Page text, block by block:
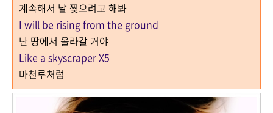
계속해서 날 찢으려고 해봐
I will be rising from the ground
난 땅에서 올라갈 거야
Like a skyscraper X5
마천루처럼